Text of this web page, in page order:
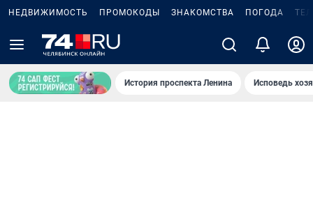
НЕДВИЖИМОСТЬ ПРОМОКОДЫ ЗНАКОМСТВА ПОГОДА
История проспекта Ленина Исповедь